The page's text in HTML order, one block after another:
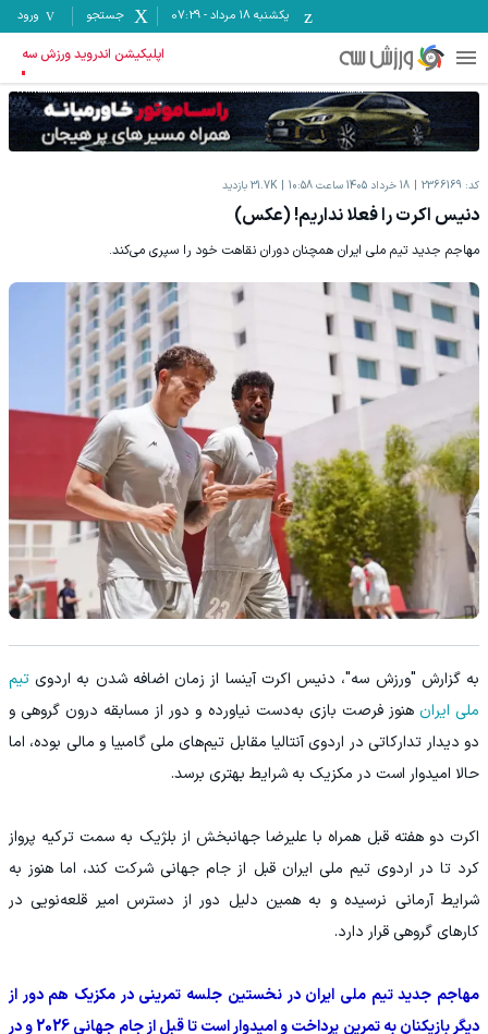
یکشنبه ۱۸ مرداد -
07:29 جستجو ورود
اپلیکیشن اندروید ورزش سه
کد: 2366169 18 خرداد 1405 ساعت 10:58 31.7K بازدید
دنیس اکرت را فعلا نداریم! (عکس)
مهاجم جدید تیم ملی ایران همچنان دوران نقاهت خود را سپری می‌کند.
به گزارش "ورزش سه"، دنیس اکرت آینسا از زمان اضافه شدن به اردوی تیم
ملی ایران هنوز فرصت بازی به‌دست نیاورده و دور از مسابقه درون گروهی و
دو دیدار تدارکاتی در اردوی آنتالیا مقابل تیم‌های ملی گامبیا و مالی بوده، اما
حالا امیدوار است در مکزیک به شرایط بهتری برسد.
اکرت دو هفته قبل همراه با علیرضا جهانبخش از بلژیک به سمت ترکیه پرواز
کرد تا در اردوی تیم ملی ایران قبل از جام جهانی شرکت کند، اما هنوز به
شرایط آرمانی نرسیده و به همین دلیل دور از دسترس امیر قلعه‌نویی در
کارهای گروهی قرار دارد.
مهاجم جدید تیم ملی ایران در نخستین جلسه تمرینی در مکزیک هم دور از
دیگر بازیکنان به تمرین پرداخت و امیدوار است تا قبل از جام جهانی 2026 و در